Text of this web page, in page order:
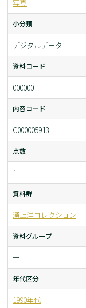
写真
小分類
デジタルデータ
資料コード
000000
内容コード
C000005913
点数
1
資料群
湧上洋コレクション
資料グループ
ー
年代区分
1990年代